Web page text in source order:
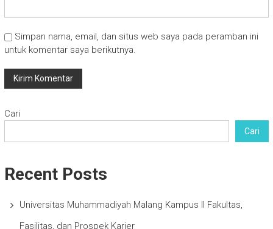
Simpan nama, email, dan situs web saya pada peramban ini
untuk komentar saya berikutnya.
Cari
Cari
Recent Posts
Universitas Muhammadiyah Malang Kampus II Fakultas,
Fasilitas, dan Prospek Karier